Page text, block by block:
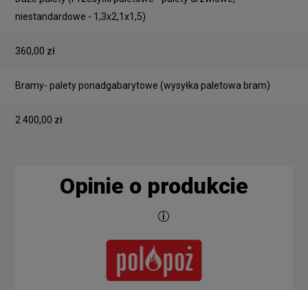
niestandardowe - 1,3x2,1x1,5)
360,00 zł
Bramy- palety ponadgabarytowe (wysyłka paletowa bram)
2 400,00 zł
Opinie o produkcie